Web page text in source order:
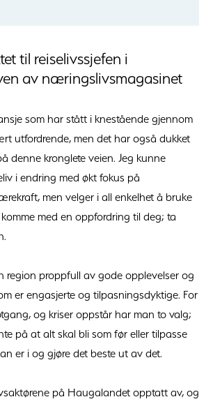
til reiselivssjefen i
av næringslivsmagasinet
som har stått i knestående gjennom
utfordrende, men det har også dukket
denne kronglete veien. Jeg kunne
i endring med økt fokus på
men velger i all enkelhet å bruke
med en oppfordring til deg; ta
region proppfull av gode opplevelser og
er engasjerte og tilpasningsdyktige. For
og kriser oppstår har man to valg;
på at alt skal bli som før eller tilpasse
er i og gjøre det beste ut av det.
på Haugalandet opptatt av, og